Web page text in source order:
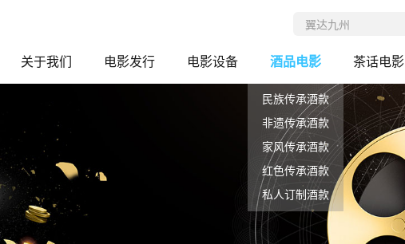
关于我们 电影发行 电影设备 酒品电影
民族传承酒款
非遗传承酒款
家风传承酒款
红色传承酒款
私人订制酒款
茶话电影